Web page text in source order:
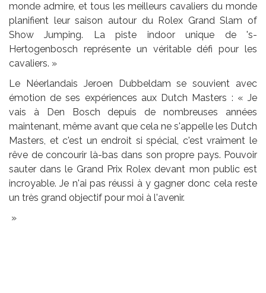
monde admire, et tous les meilleurs cavaliers du monde
planifient leur saison autour du Rolex Grand Slam of
Show Jumping. La piste indoor unique de 's-
Hertogenbosch représente un véritable défi pour les
cavaliers. »
Le Néerlandais Jeroen Dubbeldam se souvient avec
émotion de ses expériences aux Dutch Masters : « Je
vais à Den Bosch depuis de nombreuses années
maintenant, même avant que cela ne s'appelle les Dutch
Masters, et c'est un endroit si spécial, c'est vraiment le
rêve de concourir là-bas dans son propre pays. Pouvoir
sauter dans le Grand Prix Rolex devant mon public est
incroyable. Je n'ai pas réussi à y gagner donc cela reste
un très grand objectif pour moi à l'avenir.
»